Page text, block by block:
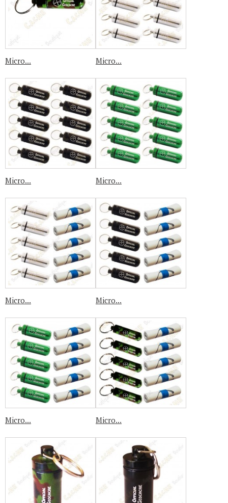
Micro... Micro...
Micro... Micro...
Micro... Micro...
Micro... Micro...